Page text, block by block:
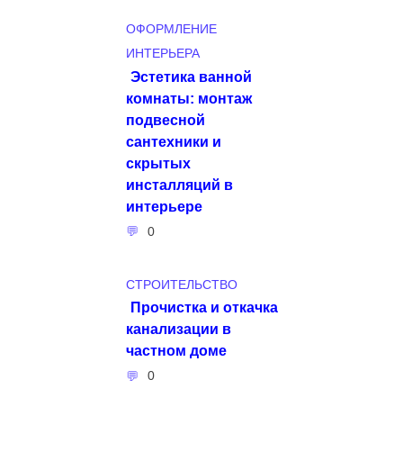
ОФОРМЛЕНИЕ
ИНТЕРЬЕРА
Эстетика ванной
комнаты: монтаж
подвесной
сантехники и
скрытых
инсталляций в
интерьере
0
СТРОИТЕЛЬСТВО
Прочистка и откачка
канализации в
частном доме
0